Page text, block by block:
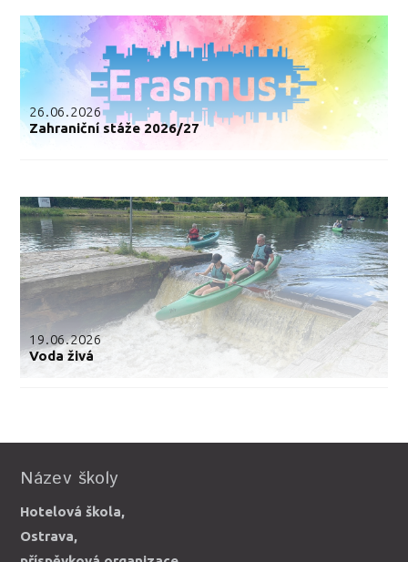
26.06.2026
Zahraniční stáže 2026/27
19.06.2026
Voda živá
Název školy
Hotelová škola,
Ostrava,